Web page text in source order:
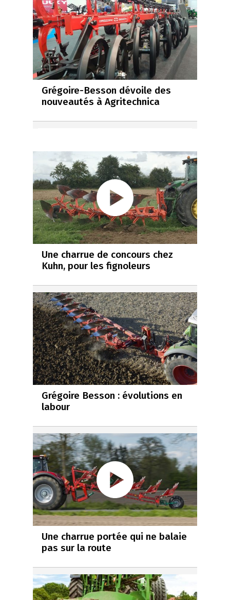
Grégoire-Besson dévoile des
nouveautés à Agritechnica
Une charrue de concours chez
Kuhn, pour les fignoleurs
Grégoire Besson : évolutions en
labour
Une charrue portée qui ne balaie
pas sur la route